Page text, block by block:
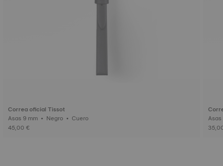
Correa oficial Tissot
Asas 9 mm • Negro • Cuero
45,00 €